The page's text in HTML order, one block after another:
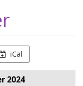
iCal
2024